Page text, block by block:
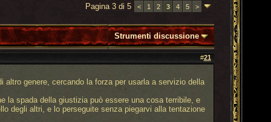
Pagina 3 di 5 < 1 2 3 4 5 >
Strumenti discussione
#21
genere, cercando la forza per usarla a servizio della
la spada della giustizia può essere una cosa terribile, e
degli altri, e lo perseguite senza piegarvi alla tentazione